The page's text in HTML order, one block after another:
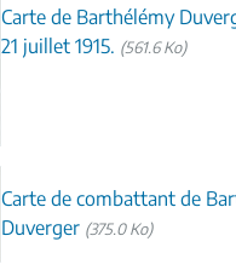
Carte de Barthélémy
21 juillet 1915. (561.6 Ko)
Carte de combattant de
Duverger (375.0 Ko)